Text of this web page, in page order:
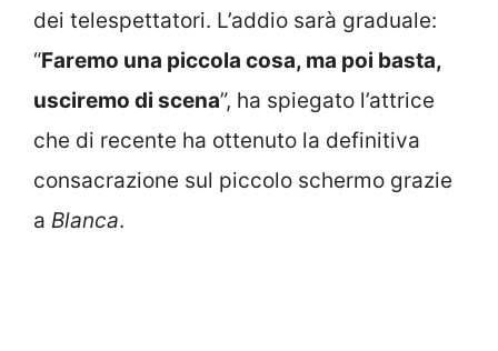
dei telespettatori. L’addio sarà graduale:
“Faremo una piccola cosa, ma poi basta,
usciremo di scena”, ha spiegato l’attrice
che di recente ha ottenuto la definitiva
consacrazione sul piccolo schermo grazie
a Blanca.